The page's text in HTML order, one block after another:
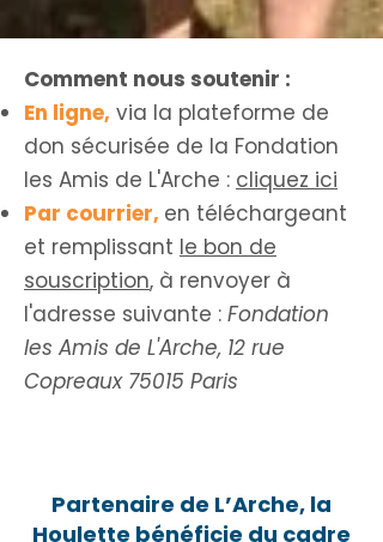
Comment nous soutenir :
En ligne, via la plateforme de
don sécurisée de la Fondation
les Amis de L'Arche : cliquez ici
Par courrier, en téléchargeant
et remplissant le bon de
souscription, à renvoyer à
l'adresse suivante : Fondation
les Amis de L'Arche, 12 rue
Copreaux 75015 Paris
Partenaire de L’Arche, la
Houlette bénéficie du cadre